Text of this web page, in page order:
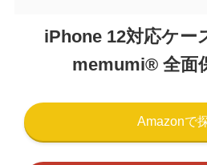
iPhone 12対応ケー
memumi® 全面
Amazonで